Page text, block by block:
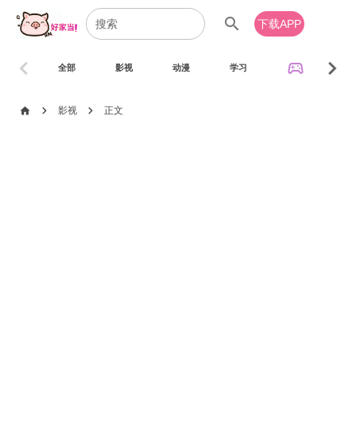
search 下载APP
全部 影视 动漫 学习 sports_esports
chevron_left chevron_right
home chevron_right 影视 chevron_right 正文